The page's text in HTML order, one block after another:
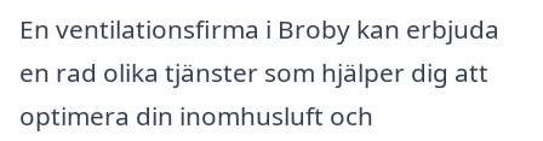
En ventilationsfirma i Broby kan erbjuda
en rad olika tjänster som hjälper dig att
optimera din inomhusluft och